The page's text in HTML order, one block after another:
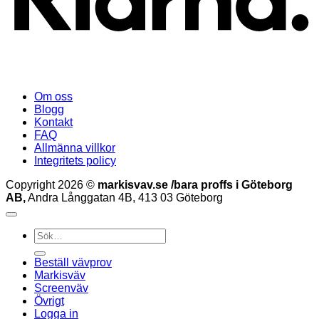
Om oss
Blogg
Kontakt
FAQ
Allmänna villkor
Integritets policy
Copyright 2026 © markisvav.se /bara proffs i Göteborg
AB,Andra Långgatan 4B, 413 03 Göteborg
Sök
efter:
Beställ vävprov
Markisväv
Screenväv
Övrigt
Logga in